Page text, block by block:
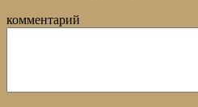
комментарий